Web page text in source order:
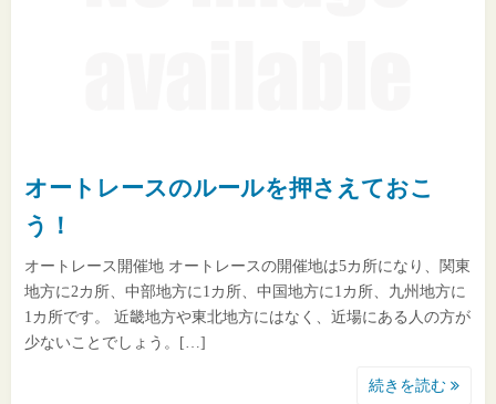
オートレースのルールを押さえておこ
う！
オートレース開催地 オートレースの開催地は5カ所になり、関東
地方に2カ所、中部地方に1カ所、中国地方に1カ所、九州地方に
1カ所です。 近畿地方や東北地方にはなく、近場にある人の方が
少ないことでしょう。[…]
続きを読む